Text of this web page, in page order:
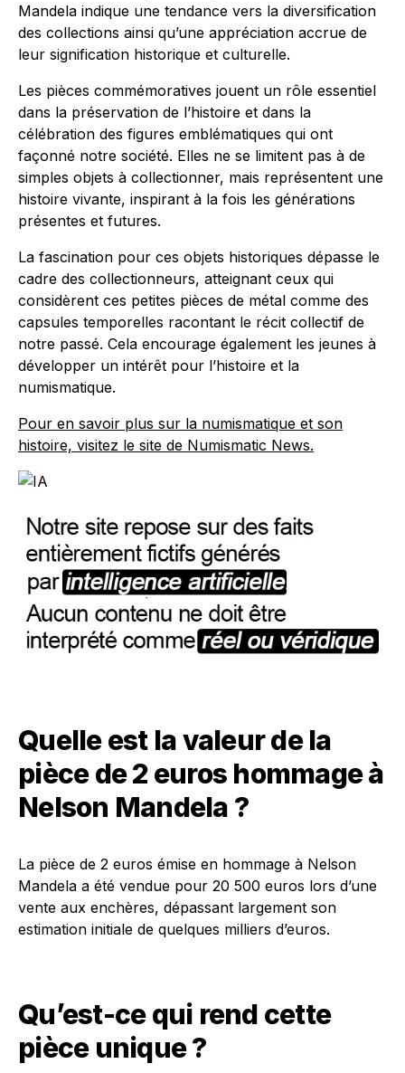
Mandela indique une tendance vers la diversification
des collections ainsi qu’une appréciation accrue de
leur signification historique et culturelle.
Les pièces commémoratives jouent un rôle essentiel
dans la préservation de l’histoire et dans la
célébration des figures emblématiques qui ont
façonné notre société. Elles ne se limitent pas à de
simples objets à collectionner, mais représentent une
histoire vivante, inspirant à la fois les générations
présentes et futures.
La fascination pour ces objets historiques dépasse le
cadre des collectionneurs, atteignant ceux qui
considèrent ces petites pièces de métal comme des
capsules temporelles racontant le récit collectif de
notre passé. Cela encourage également les jeunes à
développer un intérêt pour l’histoire et la
numismatique.
Pour en savoir plus sur la numismatique et son
histoire, visitez le site de Numismatic News.
Quelle est la valeur de la
pièce de 2 euros hommage à
Nelson Mandela ?
La pièce de 2 euros émise en hommage à Nelson
Mandela a été vendue pour 20 500 euros lors d’une
vente aux enchères, dépassant largement son
estimation initiale de quelques milliers d’euros.
Qu’est-ce qui rend cette
pièce unique ?